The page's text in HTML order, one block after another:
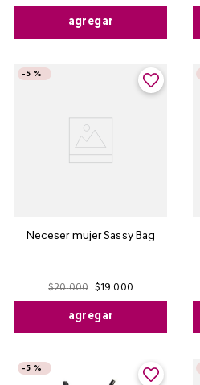
agregar
Neceser mujer Sassy Bag
-5 %
$20.000 $ 19.000
agregar
-5 %